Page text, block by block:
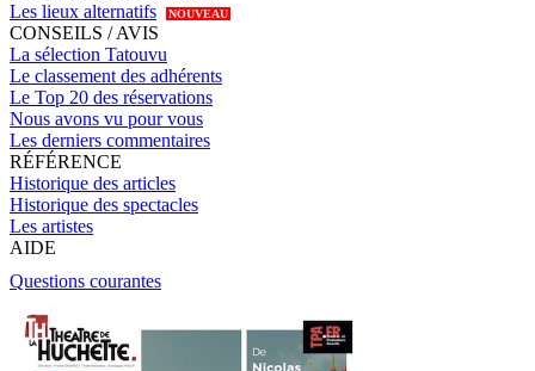
Les lieux alternatifs
NOUVEAU
CONSEILS / AVIS
La sélection Tatouvu
Le classement des adhérents
Le Top 20 des réservations
Nous avons vu pour vous
Les derniers commentaires
RÉFÉRENCE
Historique des articles
Historique des spectacles
Les artistes
AIDE
Questions courantes